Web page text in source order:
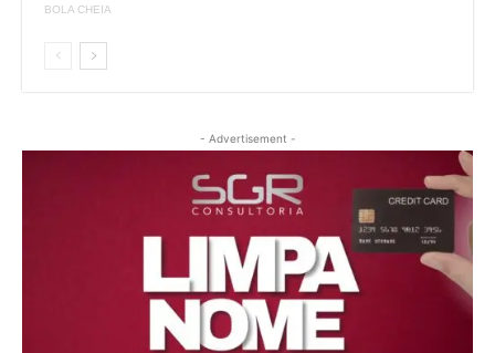
BOLA CHEIA
- Advertisement -